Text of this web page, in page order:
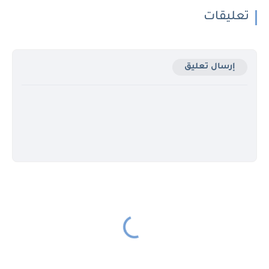
تعليقات
إرسال تعليق